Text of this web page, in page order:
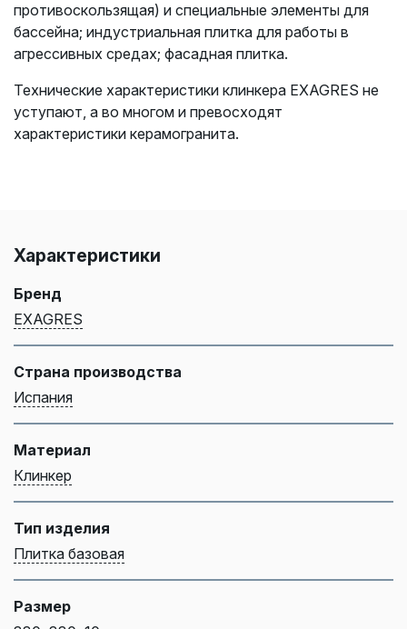
противоскользящая) и специальные элементы для
бассейна; индустриальная плитка для работы в
агрессивных средах; фасадная плитка.
Технические характеристики клинкера EXAGRES не
уступают, а во многом и превосходят
характеристики керамогранита.
Характеристики
Бренд
EXAGRES
Страна производства
Испания
Материал
Клинкер
Тип изделия
Плитка базовая
Размер